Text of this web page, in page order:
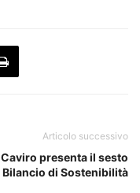
Articolo successivo
Caviro presenta il sesto
Bilancio di Sostenibilità